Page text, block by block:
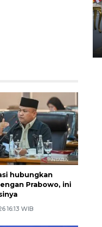
hubungkan
Prabowo, ini
16:13 WIB
Keraton